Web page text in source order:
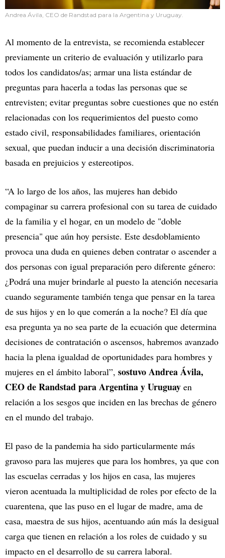
Andrea Ávila, CEO de Randstad para la Argentina y Uruguay.
Al momento de la entrevista, se recomienda establecer
previamente un criterio de evaluación y utilizarlo para
todos los candidatos/as; armar una lista estándar de
preguntas para hacerla a todas las personas que se
entrevisten; evitar preguntas sobre cuestiones que no estén
relacionadas con los requerimientos del puesto como
estado civil, responsabilidades familiares, orientación
sexual, que puedan inducir a una decisión discriminatoria
basada en prejuicios y estereotipos.
“A lo largo de los años, las mujeres han debido
compaginar su carrera profesional con su tarea de cuidado
de la familia y el hogar, en un modelo de "doble
presencia" que aún hoy persiste. Este desdoblamiento
provoca una duda en quienes deben contratar o ascender a
dos personas con igual preparación pero diferente género:
¿Podrá una mujer brindarle al puesto la atención necesaria
cuando seguramente también tenga que pensar en la tarea
de sus hijos y en lo que comerán a la noche? El día que
esa pregunta ya no sea parte de la ecuación que determina
decisiones de contratación o ascensos, habremos avanzado
hacia la plena igualdad de oportunidades para hombres y
mujeres en el ámbito laboral”, sostuvo Andrea Ávila,
CEO de Randstad para Argentina y Uruguay en
relación a los sesgos que inciden en las brechas de género
en el mundo del trabajo.
El paso de la pandemia ha sido particularmente más
gravoso para las mujeres que para los hombres, ya que con
las escuelas cerradas y los hijos en casa, las mujeres
vieron acentuada la multiplicidad de roles por efecto de la
cuarentena, que las puso en el lugar de madre, ama de
casa, maestra de sus hijos, acentuando aún más la desigual
carga que tienen en relación a los roles de cuidado y su
impacto en el desarrollo de su carrera laboral.